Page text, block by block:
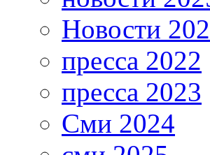
Новости
пресса 2022
пресса 2023
Сми 2024